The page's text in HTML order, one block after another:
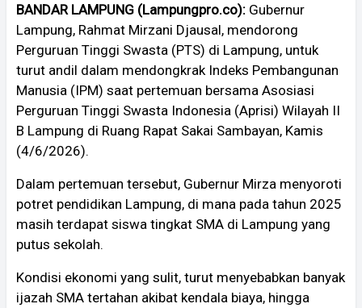
BANDAR LAMPUNG (Lampungpro.co): Gubernur
Lampung, Rahmat Mirzani Djausal, mendorong
Perguruan Tinggi Swasta (PTS) di Lampung, untuk
turut andil dalam mendongkrak Indeks Pembangunan
Manusia (IPM) saat pertemuan bersama Asosiasi
Perguruan Tinggi Swasta Indonesia (Aprisi) Wilayah II
B Lampung di Ruang Rapat Sakai Sambayan, Kamis
(4/6/2026).
Dalam pertemuan tersebut, Gubernur Mirza menyoroti
potret pendidikan Lampung, di mana pada tahun 2025
masih terdapat siswa tingkat SMA di Lampung yang
putus sekolah.
Kondisi ekonomi yang sulit, turut menyebabkan banyak
ijazah SMA tertahan akibat kendala biaya, hingga